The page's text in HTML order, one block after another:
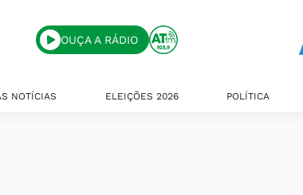
OUÇA A RÁDIO
NOTÍCIAS ELEIÇÕES 2026 POLÍTICA